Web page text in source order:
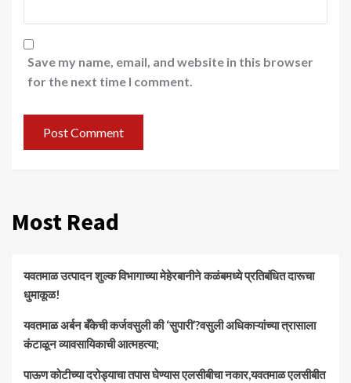
Save my name, email, and website in this browser
for the next time I comment.
Most Read
यवतमाळ उत्पादन शुल्क विभागाच्या मेहेरबानीने कळंबमध्ये प्रतिबंधित दारूचा
धुमाकूळ!
​यवतमाळ अर्बन बँकेची कर्जवसुली की ‘सुपारी’?वसुली अधिकाऱ्यांच्या त्रासाला
कंटाळून व्यावसायिकाची आत्महत्या;
पाऊण कोटीच्या दरोड्याचा तपास घेण्यास एलसीबीचा नकार,यवतमाळ एलसीबीत